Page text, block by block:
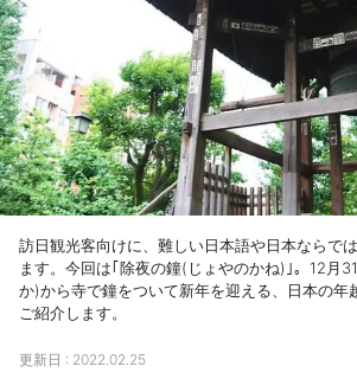
訪日観光客向けに、難しい日本語や日本ならで
ます。今回は｢除夜の鐘(じょやのかね)｣。12月
か)から寺で鐘をついて新年を迎える、日本の年
ご紹介します。
更新日 : 2022.02.25